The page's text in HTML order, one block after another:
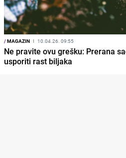
/MAGAZIN I 10.04.26. 09:55
Ne pravite ovu grešku: Prerana
usporiti rast biljaka